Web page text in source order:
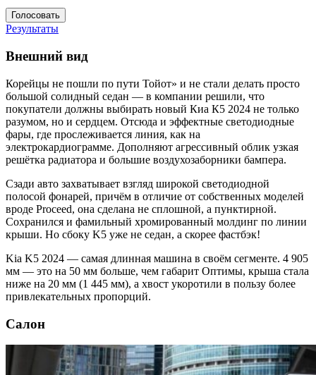
Результаты
Внешний вид
Корейцы не пошли по пути Тойот» и не стали делать просто
большой солидный седан — в компании решили, что
покупатели должны выбирать новый Киа К5 2024 не только
разумом, но и сердцем. Отсюда и эффектные светодиодные
фары, где прослеживается линия, как на
электрокардиограмме. Дополняют агрессивный облик узкая
решётка радиатора и большие воздухозаборники бампера.
Сзади авто захватывает взгляд широкой светодиодной
полосой фонарей, причём в отличие от собственных моделей
вроде Proceed, она сделана не сплошной, а пунктирной.
Сохранился и фамильный хромированный молдинг по линии
крыши. Но сбоку K5 уже не седан, а скорее фастбэк!
Kia K5 2024 — самая длинная машина в своём сегменте. 4 905
мм — это на 50 мм больше, чем габарит Оптимы, крыша стала
ниже на 20 мм (1 445 мм), а хвост укоротили в пользу более
привлекательных пропорций.
Салон